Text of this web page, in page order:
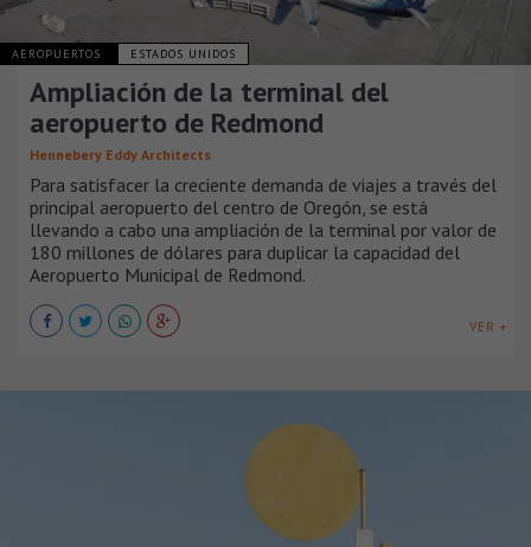
AEROPUERTOS ESTADOS UNIDOS
Ampliación de la terminal del
aeropuerto de Redmond
Hennebery Eddy Architects
Para satisfacer la creciente demanda de viajes a través del
principal aeropuerto del centro de Oregón, se está
llevando a cabo una ampliación de la terminal por valor de
180 millones de dólares para duplicar la capacidad del
Aeropuerto Municipal de Redmond.
VER +